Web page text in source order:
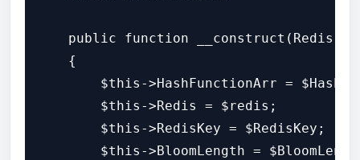
public function __construct(Redis
    {
$this->HashFunctionArr =
        $this->Redis = $redis;
        $this->RedisKey = $RedisKey;
$this->BloomLength =